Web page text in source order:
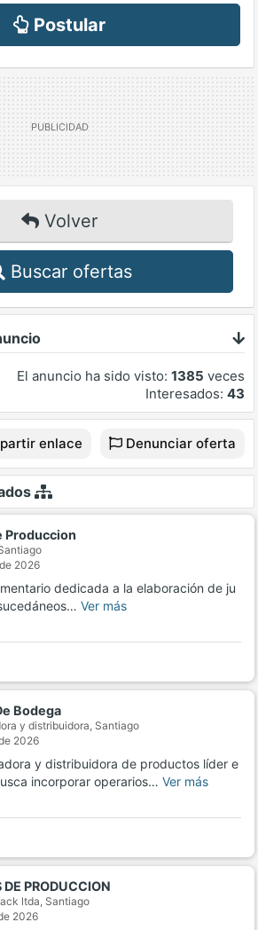
Postular
Volver
Buscar ofertas
El anuncio ha sido visto: 1385 veces
Interesados: 43
enlace Denunciar oferta
Produccion
2026
dedicada a la elaboración de ju
Ver más
Bodega
y distribuidora, Santiago
2026
y distribuidora de productos líder e
incorporar operarios… Ver más
DE PRODUCCION
ltda, Santiago
2026